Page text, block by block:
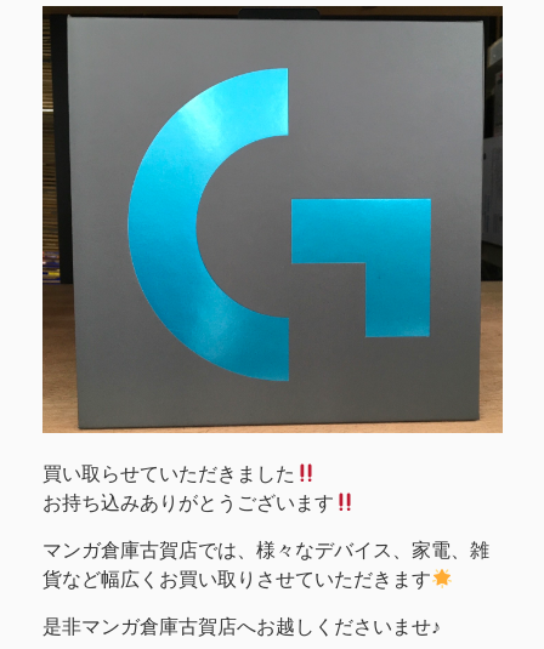
買い取らせていただきました
お持ち込みありがとうございます
マンガ倉庫古賀店では、様々なデバイス、家電、雑
貨など幅広くお買い取りさせていただきます
是非マンガ倉庫古賀店へお越しくださいませ♪